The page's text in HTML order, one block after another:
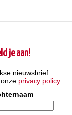
je aan!
nieuwsbrief:
privacy policy.